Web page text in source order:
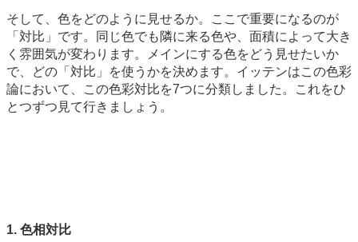
そして、色をどのように見せるか。ここで重要になるのが
「対比」です。同じ色でも隣に来る色や、面積によって大き
く雰囲気が変わります。メインにする色をどう見せたいか
で、どの「対比」を使うかを決めます。イッテンはこの色彩
論において、この色彩対比を7つに分類しました。これをひ
とつずつ見て行きましょう。
1. 色相対比